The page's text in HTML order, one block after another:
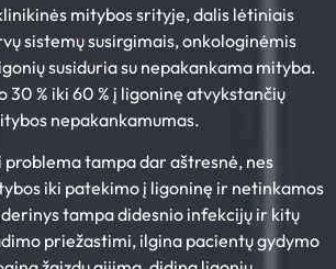
mitybos srityje, dalis lėtiniais
sistemų susirgimais, onkologinėmis
susiduria su nepakankama mityba.
30 % iki 60 % į ligoninę atvykstančių
nepakankamumas.
tampa dar aštresnė, nes
iki patekimo į ligoninę ir netinkamos
tampa didesnio infekcijų ir kitų
priežastimi, ilgina pacientų gydymo